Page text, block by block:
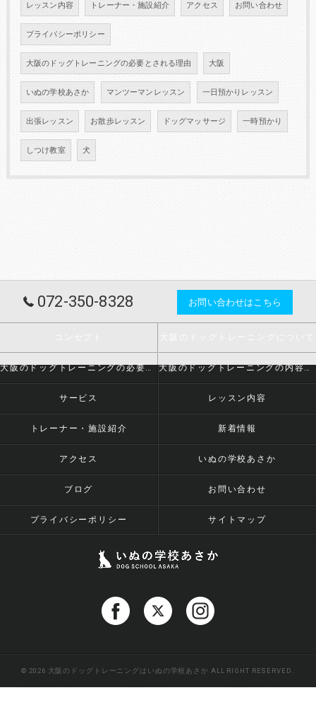
レッスン内容 トレーナー・施設紹介 アクセス お問い合わせ
プライバシーポリシー
大阪のドッグトレーニングの必要とされる理由 大阪
いぬの学校あさか マンツーマンレッスン 一日預かりレッスン
出張レッスン お散歩レッスン ドッグマッサージ 一時預かり
しつけ教室 犬
072-350-8328 お問い合わせはこちら
大阪のドッグトレーニングの必要とされる理由 大阪のドッグトレーニングの内容について
サービス レッスン内容
トレーナー・施設紹介 新着情報
アクセス いぬの学校あさか
ブログ お問い合わせ
プライバシーポリシー サイトマップ
© 2026 大阪のドッグトレーニングはいぬの学校あさか ALL RIGHT RESERVED.